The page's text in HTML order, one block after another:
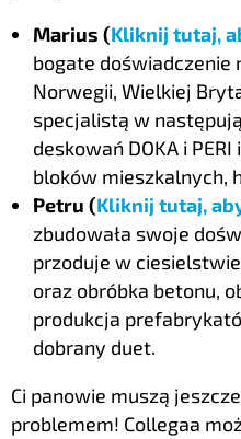
Marius (Kliknij tutaj,
bogate
Norwegii, Wielkiej
specjalistą w
deskowań DOKA i PERI
bloków mieszkalnych,
Petru (Kliknij tutaj,
zbudowała swoje
przoduje w
oraz obróbka betonu,
produkcja
dobrany duet.
Ci panowie muszą jeszcze
problemem! Collegaa